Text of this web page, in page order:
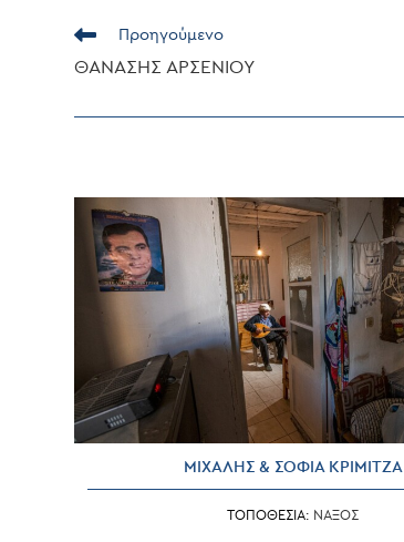
Read
articles
Προηγούμενο
ΘΑΝΑΣΗΣ ΑΡΣΕΝΙΟΥ
ΜΙΧΑΛΗΣ & ΣΟΦΙΑ ΚΡΙΜΙΤΖΑ
ΤΟΠΟΘΕΣΙΑ: ΝΑΞΟΣ